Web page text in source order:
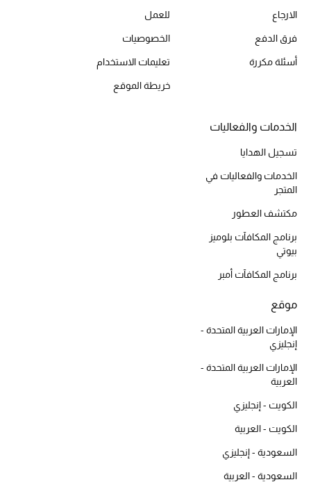
عرض جميع المنتجات
الموسم الجديد
ركن أناقة المنتجعات
حصريًا عبر الإنترنت
دليل مستلزمات الرجال
أبرز المصممين
جميع الملابس الرجالية
الأحذية الرجالية
جميع الإكسسورات الرجالية
حقائب رجالية
الارجاع
فرق الدفع
أسئلة مكررة
للعمل
الخصوصيات
تعليمات الاستخدام
خريطة الموقع
الخدمات والفعاليات
تسجيل الهدايا
الخدمات والفعاليات في
المتجر
مكتشف العطور
برنامج المكافآت بلوميز
بيوتي
برنامج المكافآت أمبر
موقع
الإمارات العربية المتحدة -
إنجليزي
الإمارات العربية المتحدة -
العربية
الكويت - إنجليزي
الكويت - العربية
السعودية - إنجليزي
السعودية - العربية